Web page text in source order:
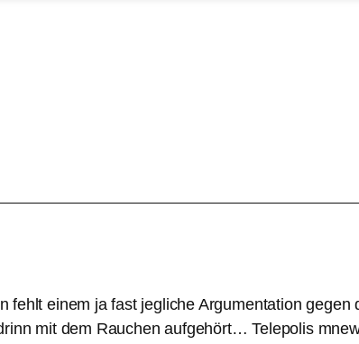
einem ja fast jegliche Argumentation
mit dem Rauchen aufgehört… Telepolis